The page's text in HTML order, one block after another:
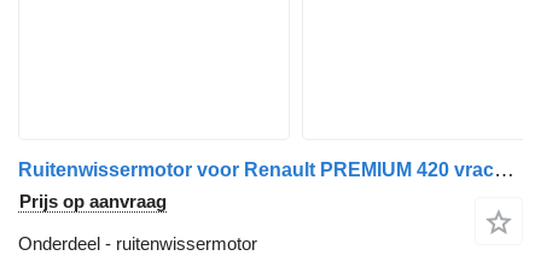
Ruitenwissermotor voor Renault PREMIUM 420 vrachtwagen
Prijs op aanvraag
Onderdeel - ruitenwissermotor